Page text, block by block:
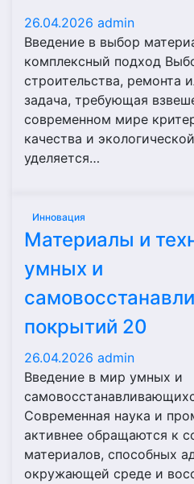
26.04.2026 admin
Введение в выбор
комплексный подход
строительства, ремонта
задача, требующая
современном мире
качества и
уделяется…
Инновация
Материалы и
умных и
покрытий 20
26.04.2026 admin
Введение в мир умных и
Современная наука и
активнее обращаются к
материалов, способных
окружающей среде и